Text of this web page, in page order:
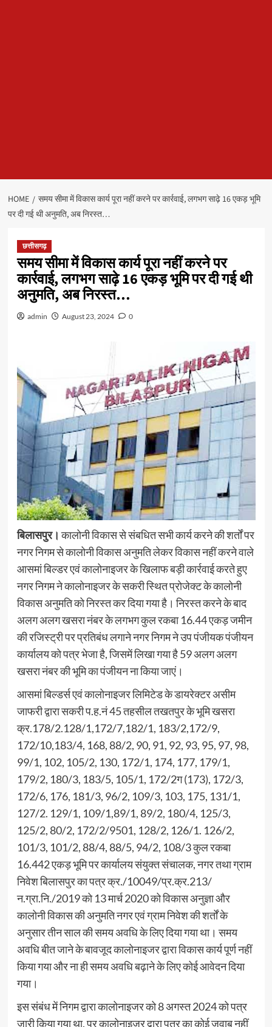
HOME
समय सीमा में विकास कार्य पूरा नहीं करने पर कार्रवाई, लगभग साढ़े 16 एकड़ भूमि
पर दी गई थी अनुमति, अब निरस्त…
छत्तीसगढ़
समय सीमा में विकास कार्य पूरा नहीं करने पर
कार्रवाई, लगभग साढ़े 16 एकड़ भूमि पर दी गई थी
अनुमति, अब निरस्त…
admin August 23, 2024 0
बिलासपुर। कालोनी विकास से संबधित सभी कार्य करने की शर्तों पर
नगर निगम से कालोनी विकास अनुमति लेकर विकास नहीं करने वाले
आसमां बिल्डर एवं कालोनाइजर के खिलाफ बड़ी कार्रवाई करते हुए
नगर निगम ने कालोनाइजर के सकरी स्थित प्रोजेक्ट के कालोनी
विकास अनुमति को निरस्त कर दिया गया है। निरस्त करने के बाद
अलग अलग खसरा नंबर के लगभग कुल रकबा 16.44 एकड़ जमीन
की रजिस्ट्री पर प्रतिबंध लगाने नगर निगम ने उप पंजीयक पंजीयन
कार्यालय को पत्र भेजा है, जिसमें लिखा गया है 59 अलग अलग
खसरा नंबर की भूमि का पंजीयन ना किया जाएं।
आसमां बिल्डर्स एवं कालोनाइजर लिमिटेड के डायरेक्टर असीम
जाफरी द्वारा सकरी प.ह.नं 45 तहसील तखतपुर के भूमि खसरा
क्र.178/2.128/1,172/7,182/1, 183/2,172/9,
172/10,183/4, 168, 88/2, 90, 91, 92, 93, 95, 97, 98,
99/1, 102, 105/2, 130, 172/1, 174, 177, 179/1,
179/2, 180/3, 183/5, 105/1, 172/2ग (173), 172/3,
172/6, 176, 181/3, 96/2, 109/3, 103, 175, 131/1,
127/2. 129/1, 109/1,89/1, 89/2, 180/4, 125/3,
125/2, 80/2, 172/2/9501, 128/2, 126/1. 126/2,
101/3, 101/2, 88/4, 88/5, 94/2, 108/3 कुल रकबा
16.442 एकड़ भूमि पर कार्यालय संयुक्त संचालक, नगर तथा ग्राम
निवेश बिलासपुर का पत्र क्र./10049/प्र.क्र.213/
न.ग्रा.नि./2019 को 13 मार्च 2020 को विकास अनुज्ञा और
कालोनी विकास की अनुमति नगर एवं ग्राम निवेश की शर्तों के
अनुसार तीन साल की समय अवधि के लिए दिया गया था। समय
अवधि बीत जाने के बावजूद कालोनाइजर द्वारा विकास कार्य पूर्ण नहीं
किया गया और ना ही समय अवधि बढ़ाने के लिए कोई आवेदन दिया
गया।
इस संबंध में निगम द्वारा कालोनाइजर को 8 अगस्त 2024 को पत्र
जारी किया गया था, पर कालोनाइजर द्वारा पत्र का कोई जवाब नहीं